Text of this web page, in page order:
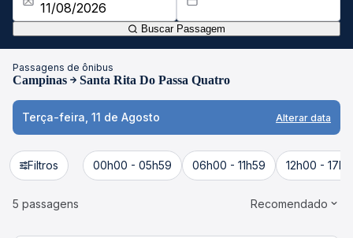
Buscar Passagem
Passagens de ônibus
Campinas Santa Rita Do Passa Quatro
Terça-feira, 11 de Agosto Alterar data
Filtros 00h00 - 05h59 06h00 - 11h59 12h00 -
5 passagens Recomendado